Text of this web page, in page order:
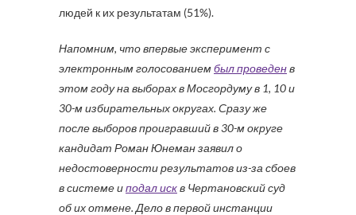
людей к их результатам (51%).
Напомним, что впервые эксперимент с
электронным голосованиембыл проведенв
этом году на выборах в Мосгордуму в 1, 10 и
30-м избирательных округах. Сразу же
после выборов проигравший в 30-м округе
кандидат Роман Юнеман заявил о
недостоверности результатов из-за сбоев
в системе иподал искв Чертановский суд
об их отмене. Дело в первой инстанции